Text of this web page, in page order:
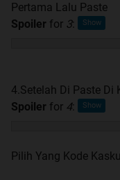
Pertama Lalu Paste
Spoiler for 3:
4.Setelah Di Paste Di
Spoiler for 4:
Pilih Yang Kode